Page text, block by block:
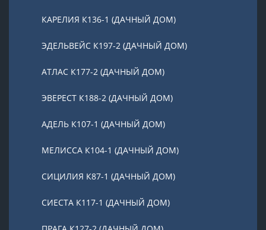
КАРЕЛИЯ К136-1 (ДАЧНЫЙ ДОМ)
ЭДЕЛЬВЕЙС К197-2 (ДАЧНЫЙ ДОМ)
АТЛАС К177-2 (ДАЧНЫЙ ДОМ)
ЭВЕРЕСТ К188-2 (ДАЧНЫЙ ДОМ)
АДЕЛЬ К107-1 (ДАЧНЫЙ ДОМ)
МЕЛИССА К104-1 (ДАЧНЫЙ ДОМ)
СИЦИЛИЯ К87-1 (ДАЧНЫЙ ДОМ)
СИЕСТА К117-1 (ДАЧНЫЙ ДОМ)